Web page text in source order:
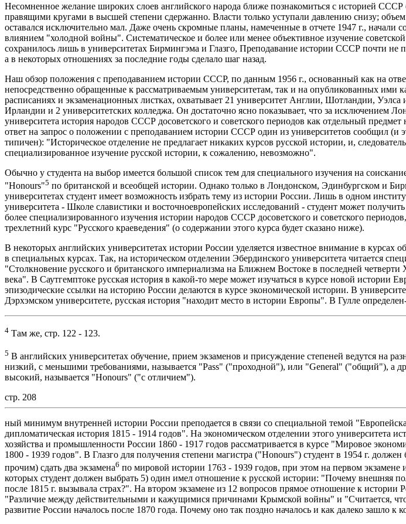
Несомненное желание широких слоев английского народа ближе познакомиться с историей СССР
правящими кругами в высшей степени сдержанно. Власти только уступали давлению снизу;
оставался исключительно мал. Даже очень скромные планы, намеченные в отчете 1947 г., начали
влиянием "холодной войны". Систематическое и более или менее объективное изучение
сохранилось лишь в университетах Бирмингэма и Глазго, Преподавание истории СССР почти не
а в некоторых отношениях за последние годы сделало шаг назад.
Наш обзор положения с преподаванием истории СССР, по данным 1956 г., основанный как на
непосредственно обращенные к рассматриваемым университетам, так и на опубликованных ими
расписаниях и экзаменационных листках, охватывает 21 университет Англии, Шотландии, Уэлса
Ирландии и 2 университетских колледжа. Он достаточно ясно показывает, что за исключением
университета история народов СССР досоветского и советского периодов как отдельный предмет
ответ на запрос о положении с преподаванием истории СССР один из университетов сообщил (и
типичен): "Историческое отделение не предлагает никаких курсов русской истории, и,
специализированное изучение русской истории, к сожалению, невозможно".
Обычно у студента на выбор имеется большой список тем для специального изучения на
"Honours"5 по британской и всеобщей истории. Однако только в Лондонском, Эдинбургском и
университетах студент имеет возможность избрать тему из истории России. Лишь в одном
университета - Школе славистики и восточноевропейских исследований - студент может
более специализированного изучения истории народов СССР досоветского и советского
трехлетний курс "Русского краеведения" (о содержании этого курса будет сказано ниже).
В некоторых английских университетах истории России уделяется известное внимание в курсах
в специальных курсах. Так, на историческом отделении Эбердинского университета читается
"Столкновение русского и британского империализма на Ближнем Востоке в последней
века". В Саутгемптоке русская история в какой-то мере может изучаться в курсе новой истории
эпизодические ссылки на историю России делаются в курсе экономической истории. В
Дэрхэмском университете, русская история "находит место в истории Европы". В Гулле
4 Там же, стр. 122 - 123.
5 В английских университетах обучение, прием экзаменов и присуждение степеней ведутся на
низкий, с меньшими требованиями, называется "Pass" ("проходной"), или "General" ("общий"), а
высокий, называется "Honours" ("с отличием").
стр. 208
ный минимум внутренней истории России преподается в связи со специальной темой
дипломатическая история 1815 - 1914 годов". На экономическом отделении этого университета
хозяйства и промышленности России 1860 - 1917 годов рассматривается в курсе "Мировое
1800 - 1939 годов". В Глазго для получения степени магистра ("Honours") студент в 1954 г.
прочим) сдать два экзамена6 по мировой истории 1763 - 1939 годов, при этом на первом экзамене
которых студент должен выбрать 5) один имел отношение к русской истории: "Почему внешняя
после 1815 г. вызывала страх?". На втором экзамене из 12 вопросов прямое отношение к истории
"Различие между действительными и кажущимися причинами Крымской войны" и "Считается,
развитие России началось после 1870 года. Почему оно так поздно началось и как далеко зашло к